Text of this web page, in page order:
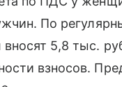
По
5,8 тыс.
взносов.